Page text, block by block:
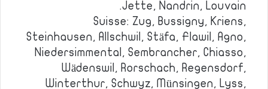
Jette, Nandrin, Louvain.
Suisse: Zug, Bussigny, Kriens,
Steinhausen, Allschwil, Stäfa, Flawil, Agno,
Niedersimmental, Sembrancher, Chiasso,
Wädenswil, Rorschach, Regensdorf,
Winterthur, Schwyz, Münsingen, Lyss,